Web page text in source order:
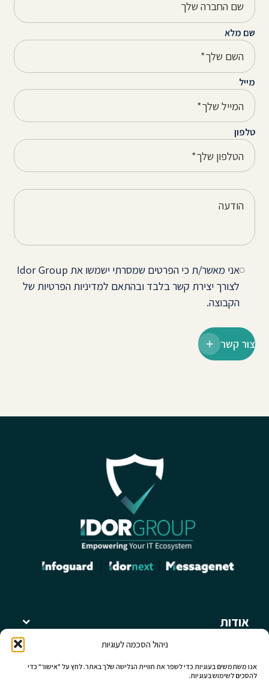
ניהול הסכמה לעוגיות
אנו משתמשים בעוגיות כדי לשפר את חוויית הגלישה שלך באתר. לחץ על "אישור" כדי
להסכים לשימוש בעוגיות.
שם מלא
מייל
טלפון
אני מאשר/ת כי הפרטים שמסרתי ישמשו את Idor Group
לצורך יצירת קשר בלבד ובהתאם למדיניות הפרטיות של
הקבוצה.
צור קשר
אודות
מאמרים ומידע מקצועי
תחומי פעילות
לחברות קבוצת עידור